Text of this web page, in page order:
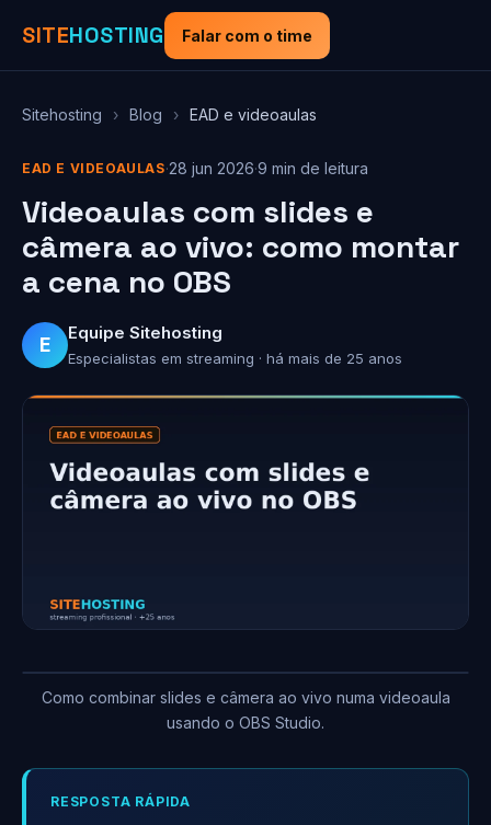
SITEHOSTING Falar com o time
Sitehosting › Blog › EAD e videoaulas
EAD E VIDEOAULAS·28 jun 2026·9 min de leitura
Videoaulas com slides e
câmera ao vivo: como montar
a cena no OBS
E
Equipe Sitehosting
Especialistas em streaming · há mais de 25 anos
Como combinar slides e câmera ao vivo numa videoaula
usando o OBS Studio.
RESPOSTA RÁPIDA